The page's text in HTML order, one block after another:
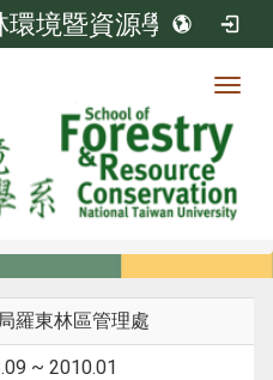
境暨資源學系
羅東林區管理處
~ 2010.01